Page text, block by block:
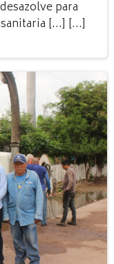
para
[…] […]